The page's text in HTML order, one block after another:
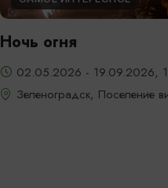
Ночь огня
02.05.2026 - 19.09.2026,
Зеленоградск, Поселение